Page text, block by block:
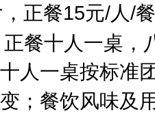
正餐15元/人/
正餐十人一桌，
人一桌按标准
；餐饮风味及